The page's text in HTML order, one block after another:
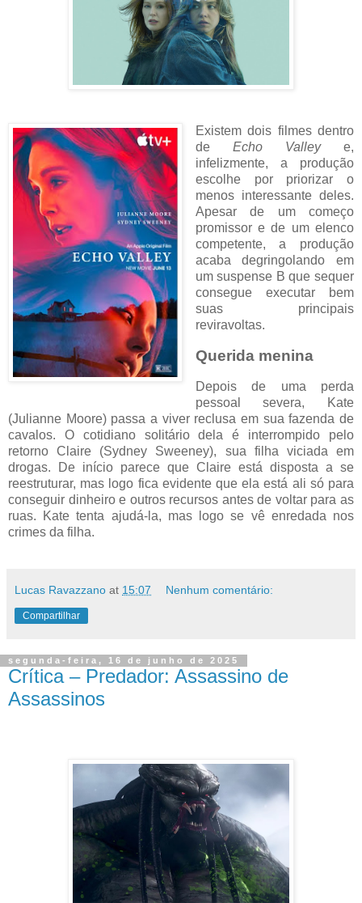
Existem dois filmes dentro
de Echo Valleye,
infelizmente, a produção
escolhe por priorizar o
menos interessante deles.
Apesar de um começo
promissor e de um elenco
competente, a produção
acaba degringolando em
um suspense B que sequer
consegue executar bem
suas principais
reviravoltas.
Querida menina
Depois de uma perda
pessoal severa, Kate
(Julianne Moore) passa a viver reclusa em sua fazenda de
cavalos. O cotidiano solitário dela é interrompido pelo
retorno Claire (Sydney Sweeney), sua filha viciada em
drogas. De início parece que Claire está disposta a se
reestruturar, mas logo fica evidente que ela está ali só para
conseguir dinheiro e outros recursos antes de voltar para as
ruas. Kate tenta ajudá-la, mas logo se vê enredada nos
crimes da filha.
Lucas Ravazzano at 15:07 Nenhum comentário:
Compartilhar
segunda-feira, 16 de junho de 2025
Crítica – Predador: Assassino de
Assassinos